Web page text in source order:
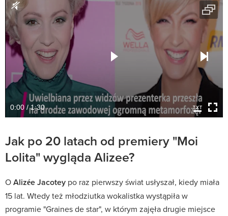
0:00 / 1:30
Jak po 20 latach od premiery "Moi
Lolita" wygląda Alizee?
OAlizée Jacotey po raz pierwszy świat usłyszał, kiedy miała
15 lat. Wtedy też młodziutka wokalistka wystąpiła w
programie "Graines de star", w którym zajęła drugie miejsce